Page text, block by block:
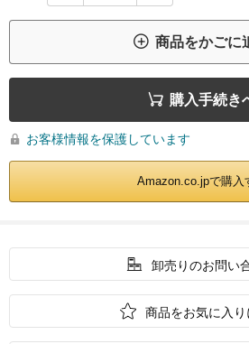
 商品をかごに
 購入手続き
 お客様情報を保護しています
Amazon.co.jpで購入
 卸売りのお問い
 商品をお気に入り